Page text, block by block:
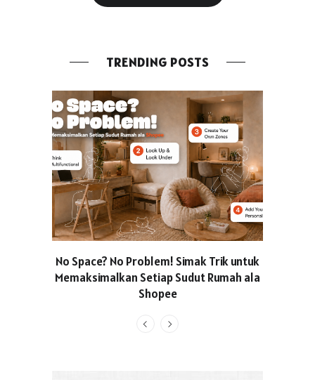
TRENDING POSTS
No Space? No Problem! Simak Trik untuk
Memaksimalkan Setiap Sudut Rumah ala
Shopee